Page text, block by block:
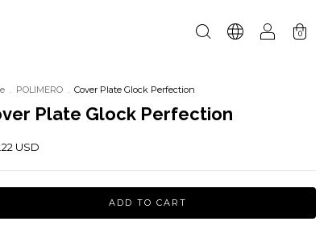
0
. POLIMERO . Cover Plate Glock Perfection
Plate Glock Perfection
USD